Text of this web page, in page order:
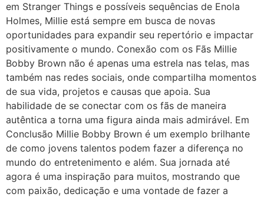
em Stranger Things e possíveis sequências de Enola
Holmes, Millie está sempre em busca de novas
oportunidades para expandir seu repertório e impactar
positivamente o mundo. Conexão com os Fãs Millie
Bobby Brown não é apenas uma estrela nas telas, mas
também nas redes sociais, onde compartilha momentos
de sua vida, projetos e causas que apoia. Sua
habilidade de se conectar com os fãs de maneira
autêntica a torna uma figura ainda mais admirável. Em
Conclusão Millie Bobby Brown é um exemplo brilhante
de como jovens talentos podem fazer a diferença no
mundo do entretenimento e além. Sua jornada até
agora é uma inspiração para muitos, mostrando que
com paixão, dedicação e uma vontade de fazer a